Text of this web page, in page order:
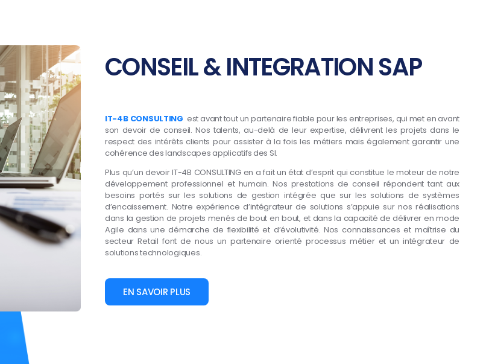
CONSEIL & INTEGRATION SAP
IT-4B CONSULTING est avant tout un partenaire fiable pour les entreprises, qui met en avant
son devoir de conseil. Nos talents, au-delà de leur expertise, délivrent les projets dans le
respect des intérêts clients pour assister à la fois les métiers mais également garantir une
cohérence des landscapes applicatifs des SI.
Plus qu’un devoir IT-4B CONSULTING en a fait un état d’esprit qui constitue le moteur de notre
développement professionnel et humain. Nos prestations de conseil répondent tant aux
besoins portés sur les solutions de gestion intégrée que sur les solutions de systèmes
d’encaissement. Notre expérience d’intégrateur de solutions s’appuie sur nos réalisations
dans la gestion de projets menés de bout en bout, et dans la capacité de délivrer en mode
Agile dans une démarche de flexibilité et d’évolutivité. Nos connaissances et maîtrise du
secteur Retail font de nous un partenaire orienté processus métier et un intégrateur de
solutions technologiques.
EN SAVOIR PLUS